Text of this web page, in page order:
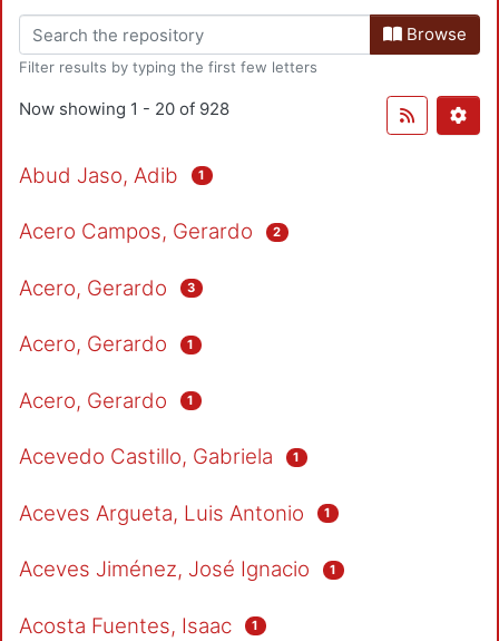
Browse
Filter results by typing the first few letters
Now showing 1 - 20 of 928
Abud Jaso, Adib 1
Acero Campos, Gerardo 2
Acero, Gerardo 3
Acero, Gerardo 1
Acero, Gerardo 1
Acevedo Castillo, Gabriela 1
Aceves Argueta, Luis Antonio 1
Aceves Jiménez, José Ignacio 1
Acosta Fuentes, Isaac 1